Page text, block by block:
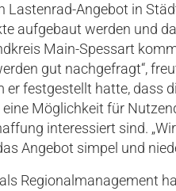
Lastenrad-Angebot in
aufgebaut werden und
Main-Spessart
gut nachgefragt“,
er festgestellt hatte, dass
Möglichkeit für
interessiert sind.
Angebot simpel und
Regionalmanagement